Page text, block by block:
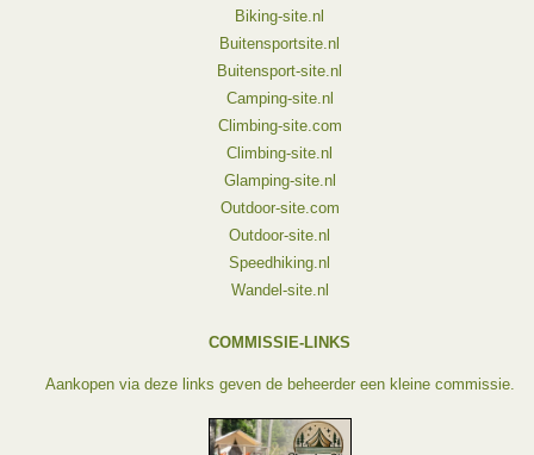
Biking-site.nl
Buitensportsite.nl
Buitensport-site.nl
Camping-site.nl
Climbing-site.com
Climbing-site.nl
Glamping-site.nl
Outdoor-site.com
Outdoor-site.nl
Speedhiking.nl
Wandel-site.nl
COMMISSIE-LINKS
Aankopen via deze links geven de beheerder een kleine commissie.